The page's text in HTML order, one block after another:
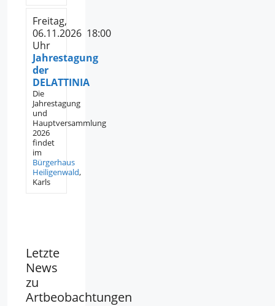
Freitag,
06.11.2026 18:00
Uhr
Jahrestagung
der
DELATTINIA
Die
Jahrestagung
und
Hauptversammlung
2026
findet
im
Bürgerhaus
Heiligenwald,
Karls
Letzte
News
zu
Artbeobachtungen